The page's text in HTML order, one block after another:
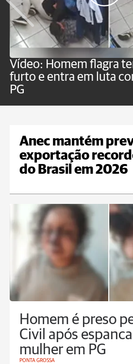
Vídeo: Homem flagra
furto e entra em luta
PG
Anec mantém
exportação
do Brasil em 2026
Homem é preso
Civil após
mulher em PG
PONTA GROSSA